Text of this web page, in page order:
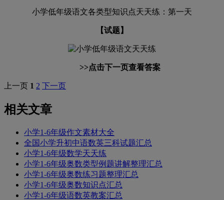
小学低年级语文各类型知识点天天练：第一天
【试题】
>>点击下一页查看答案
上一页 1 2 下一页
相关文章
小学1-6年级作文素材大全
全国小学升初中语数英三科试题汇总
小学1-6年级数学天天练
小学1-6年级奥数类型例题讲解整理汇总
小学1-6年级奥数练习题整理汇总
小学1-6年级奥数知识点汇总
小学1-6年级语数英教案汇总